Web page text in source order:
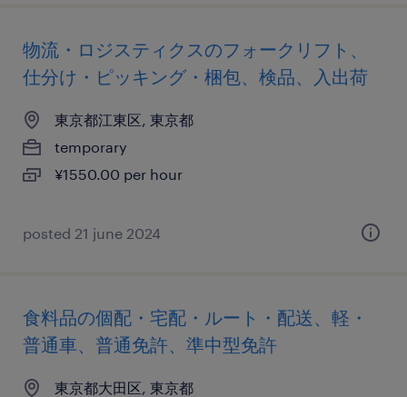
物流・ロジスティクスのフォークリフト、
仕分け・ピッキング・梱包、検品、入出荷
東京都江東区, 東京都
temporary
¥1550.00 per hour
posted 21 june 2024
食料品の個配・宅配・ルート・配送、軽・
普通車、普通免許、準中型免許
東京都大田区, 東京都